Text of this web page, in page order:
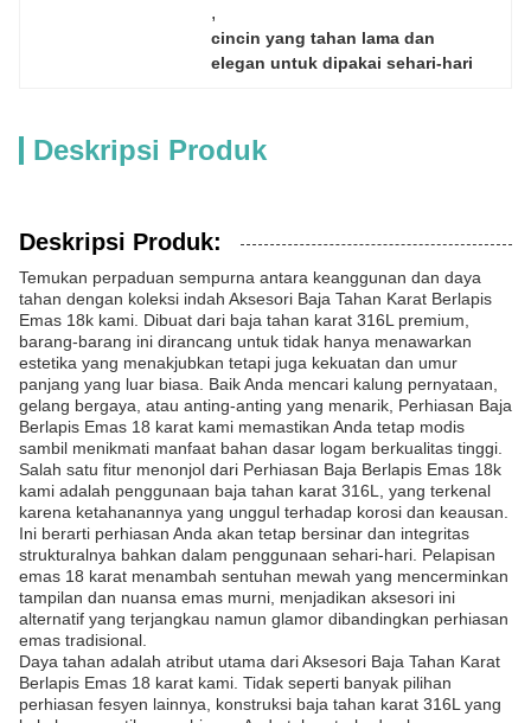
,
cincin yang tahan lama dan
elegan untuk dipakai sehari-hari
Deskripsi Produk
Deskripsi Produk:
Temukan perpaduan sempurna antara keanggunan dan daya
tahan dengan koleksi indah Aksesori Baja Tahan Karat Berlapis
Emas 18k kami. Dibuat dari baja tahan karat 316L premium,
barang-barang ini dirancang untuk tidak hanya menawarkan
estetika yang menakjubkan tetapi juga kekuatan dan umur
panjang yang luar biasa. Baik Anda mencari kalung pernyataan,
gelang bergaya, atau anting-anting yang menarik, Perhiasan Baja
Berlapis Emas 18 karat kami memastikan Anda tetap modis
sambil menikmati manfaat bahan dasar logam berkualitas tinggi.
Salah satu fitur menonjol dari Perhiasan Baja Berlapis Emas 18k
kami adalah penggunaan baja tahan karat 316L, yang terkenal
karena ketahanannya yang unggul terhadap korosi dan keausan.
Ini berarti perhiasan Anda akan tetap bersinar dan integritas
strukturalnya bahkan dalam penggunaan sehari-hari. Pelapisan
emas 18 karat menambah sentuhan mewah yang mencerminkan
tampilan dan nuansa emas murni, menjadikan aksesori ini
alternatif yang terjangkau namun glamor dibandingkan perhiasan
emas tradisional.
Daya tahan adalah atribut utama dari Aksesori Baja Tahan Karat
Berlapis Emas 18 karat kami. Tidak seperti banyak pilihan
perhiasan fesyen lainnya, konstruksi baja tahan karat 316L yang